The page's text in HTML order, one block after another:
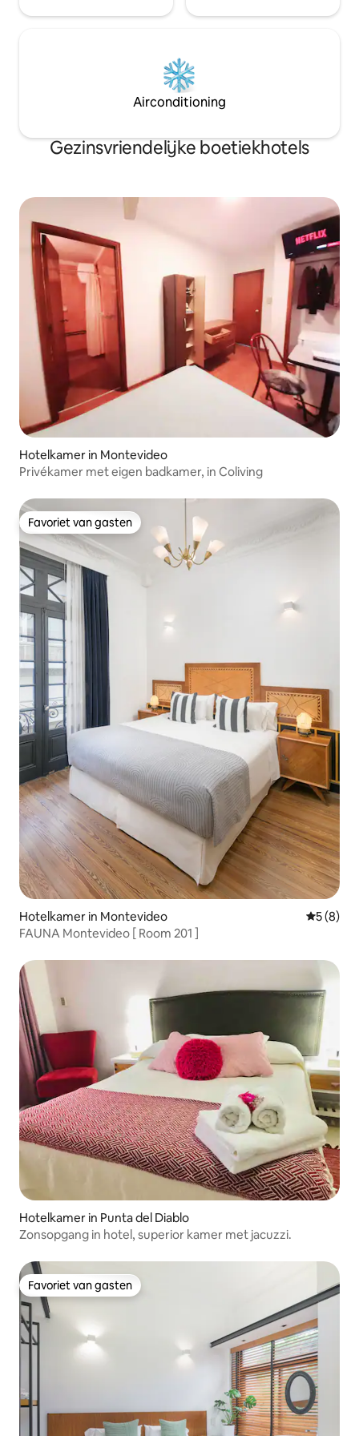
Airconditioning
Gezinsvriendelijke boetiekhotels
Hotelkamer in Montevideo
Privékamer met eigen badkamer, in Coliving
Favoriet van gasten
Favoriet van gasten
Hotelkamer in Montevideo
5 (8)
FAUNA Montevideo [ Room 201 ]
Hotelkamer in Punta del Diablo
Zonsopgang in hotel, superior kamer met jacuzzi.
Favoriet van gasten
Favoriet van gasten